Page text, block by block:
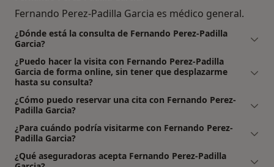
Fernando Perez-Padilla Garcia es médico general.
¿Dónde está la consulta de Fernando Perez-Padilla
Garcia?
¿Puedo hacer la visita con Fernando Perez-Padilla
Garcia de forma online, sin tener que desplazarme
hasta su consulta?
¿Cómo puedo reservar una cita con Fernando Perez-
Padilla Garcia?
¿Para cuándo podría visitarme con Fernando Perez-
Padilla Garcia?
¿Qué aseguradoras acepta Fernando Perez-Padilla